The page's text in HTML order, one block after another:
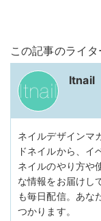
この記事のライタ
Itnail
ネイルデザインマ
ドネイルから、イ
ネイルのやり方や
な情報をお届けし
も毎日配信。あな
つかります。